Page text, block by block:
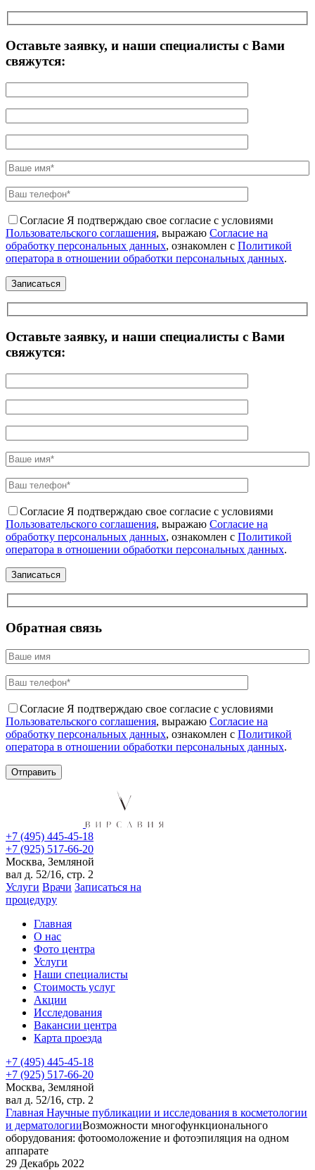
Оставьте заявку, и наши специалисты с Вами
свяжутся:
Согласие Я подтверждаю свое согласие с условиями
Пользовательского соглашения, выражаю Согласие на
обработку персональных данных, ознакомлен с Политикой
оператора в отношении обработки персональных данных.
Оставьте заявку, и наши специалисты с Вами
свяжутся:
Согласие Я подтверждаю свое согласие с условиями
Пользовательского соглашения, выражаю Согласие на
обработку персональных данных, ознакомлен с Политикой
оператора в отношении обработки персональных данных.
Обратная связь
Согласие Я подтверждаю свое согласие с условиями
Пользовательского соглашения, выражаю Согласие на
обработку персональных данных, ознакомлен с Политикой
оператора в отношении обработки персональных данных.
+7 (495) 445-45-18
+7 (925) 517-66-20
Москва, Земляной
вал д. 52/16, стр. 2
Услуги Врачи Записаться на
процедуру
Главная
О нас
Фото центра
Услуги
Наши специалисты
Стоимость услуг
Акции
Исследования
Вакансии центра
Карта проезда
+7 (495) 445-45-18
+7 (925) 517-66-20
Москва, Земляной
вал д. 52/16, стр. 2
Главная Научные публикации и исследования в косметологии
и дерматологииВозможности многофункционального
оборудования: фотоомоложение и фотоэпиляция на одном
аппарате
29 Декабрь 2022